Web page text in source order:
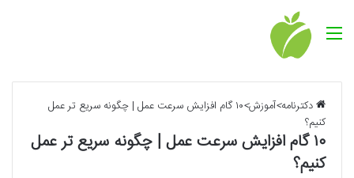
منو
دکترنامه>آموزش>
۱۰ گام افزایش سرعت عمل | چگونه سریع تر عمل
کنیم؟
۱۰ گام افزایش سرعت عمل | چگونه سریع تر عمل
کنیم؟